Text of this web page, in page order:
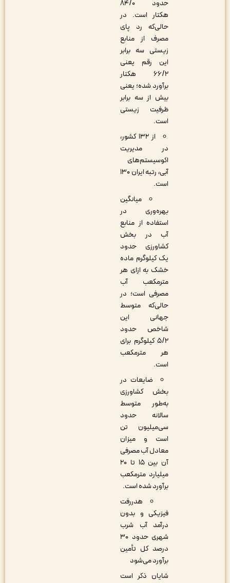
حدود ۸۴/۰
هکتار است. در
حالی‌که رد پای
مصرف از منابع
زیستی سه برابر
این رقم یعنی
۶۶/۲ هکتار
برآورد شده؛ یعنی
بیش از سه برابر
ظرفیت زیستی
از ۱۳۲ کشور،
در مدیریت
اکوسیستم‌های
آبی، رتبه ایران ۱۳۰
میانگین
بهره‌وری در
استفاده از منابع
آب در بخش
کشاورزی حدود
یک کیلوگرم ماده
خشک به ازای هر
مترمکعب آب
مصرفی است؛ در
حالی‌که متوسط
جهانی این
شاخص حدود
۵/۲ کیلوگرم برای
هر مترمکعب
ضایعات در
بخش کشاورزی
به‌طور متوسط
سالانه حدود
سی‌میلیون تن
است و میزان
معادل آب مصرفی
آن بین ۱۵ تا ۲۰
میلیارد مترمکعب
برآورد شده است.
هدررفت
فیزیکی و بدون
درآمد آب شرب
شهری حدود ۳۰
درصد کل تأمین
برآورد می‌شود
شایان ذکر است